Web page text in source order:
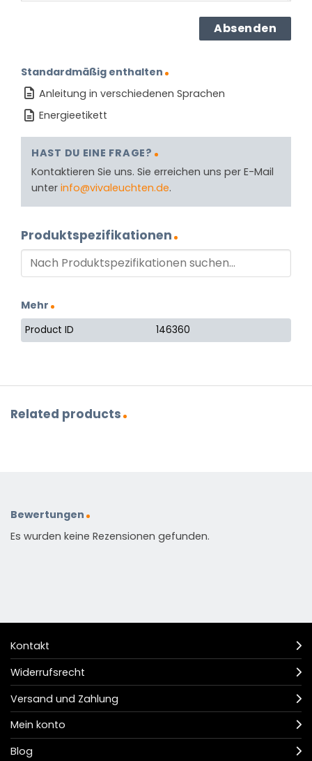
Standardmäßig enthalten
Anleitung in verschiedenen Sprachen
Energieetikett
HAST DU EINE FRAGE?
Kontaktieren Sie uns. Sie erreichen uns per E-Mail
unter info@vivaleuchten.de.
Produktspezifikationen
Mehr
Product ID 146360
Related products
Bewertungen
Es wurden keine Rezensionen gefunden.
Kontakt
Widerrufsrecht
Versand und Zahlung
Mein konto
Blog